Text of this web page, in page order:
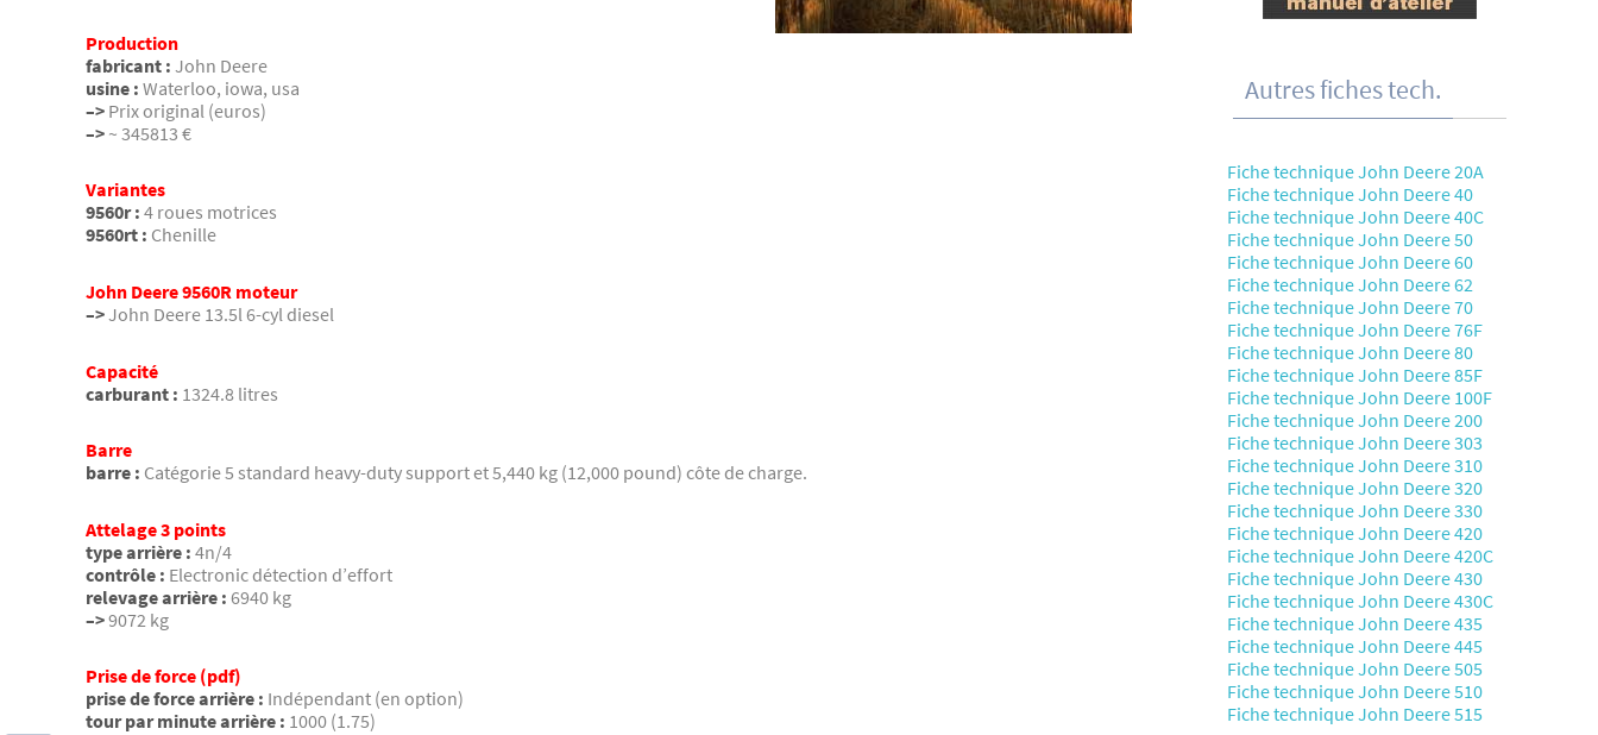
Production
fabricant : John Deere
usine : Waterloo, iowa, usa
–> Prix original (euros)
–> ~ 345813 €
Variantes
9560r : 4 roues motrices
9560rt : Chenille
John Deere 9560R moteur
–>John Deere 13.5l 6-cyl diesel
Capacité
carburant : 1324.8 litres
Barre
barre : Catégorie 5 standard heavy-duty support et 5,440 kg (12,000 pound) côte de charge.
Attelage 3 points
type arrière : 4n/4
contrôle : Electronic détection d’effort
relevage arrière : 6940 kg
–>9072 kg
Prise de force (pdf)
prise de force arrière : Indépendant (en option)
tour par minute arrière : 1000 (1.75)
Autres fiches tech.
Fiche technique John Deere 20A
Fiche technique John Deere 40
Fiche technique John Deere 40C
Fiche technique John Deere 50
Fiche technique John Deere 60
Fiche technique John Deere 62
Fiche technique John Deere 70
Fiche technique John Deere 76F
Fiche technique John Deere 80
Fiche technique John Deere 85F
Fiche technique John Deere 100F
Fiche technique John Deere 200
Fiche technique John Deere 303
Fiche technique John Deere 310
Fiche technique John Deere 320
Fiche technique John Deere 330
Fiche technique John Deere 420
Fiche technique John Deere 420C
Fiche technique John Deere 430
Fiche technique John Deere 430C
Fiche technique John Deere 435
Fiche technique John Deere 445
Fiche technique John Deere 505
Fiche technique John Deere 510
Fiche technique John Deere 515